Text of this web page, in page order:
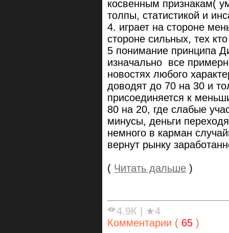
косвенным признакам(
толпы, статистикой и
4. играет на стороне
стороне сильных, тех
5 понимание принципа
изначально все
новостях любого
доводят до 70 на 30 и
присоединяется к
80 на 20, где слабые
минусы, деньги
немного в карман
вернут рынку
( Читать дальше )
4.9К | ★4
Комментарии ( 65 )